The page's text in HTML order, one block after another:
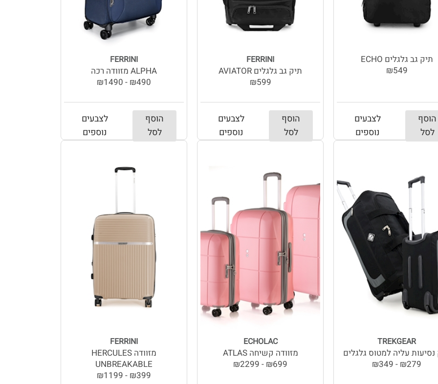
תיק גב גלגלים ECHO
₪549
הוסף
לסל
לצבעים
נוספים
FERRINI
תיק גב גלגלים AVIATOR
₪599
הוסף
לסל
לצבעים
נוספים
FERRINI
ALPHA מזוודה רכה
₪490 - ₪1490
הוסף
לסל
לצבעים
נוספים
TREKGEAR
עליה למטוס גלגלים
₪279 - ₪349
ECHOLAC
מזוודה קשיחה ATLAS
₪699 - ₪2299
FERRINI
מזוודה HERCULES
UNBREAKABLE
₪399 - ₪1199